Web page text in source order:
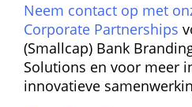
Neem contact op met
Corporate Partnerships
(Smallcap) Bank
Solutions en voor meer
innovatieve